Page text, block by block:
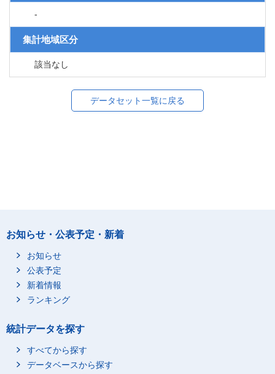
-
集計地域区分
該当なし
データセット一覧に戻る
お知らせ・公表予定・新着
お知らせ
公表予定
新着情報
ランキング
統計データを探す
すべてから探す
データベースから探す